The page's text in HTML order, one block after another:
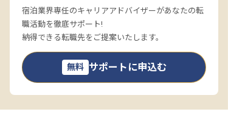
宿泊業界専任のキャリアアドバイザーがあなたの転
職活動を徹底サポート!
納得できる転職先をご提案いたします。
無料 サポートに申込む